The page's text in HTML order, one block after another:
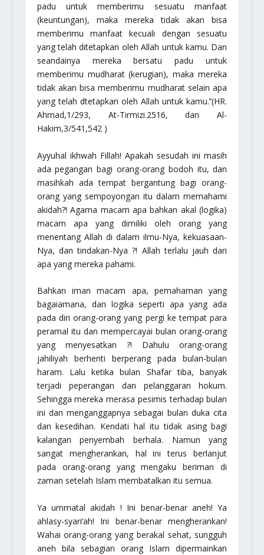
padu untuk memberimu sesuatu manfaat
(keuntungan), maka mereka tidak akan bisa
memberimu manfaat kecuali dengan sesuatu
yang telah ditetapkan oleh Allah untuk kamu. Dan
seandainya mereka bersatu padu untuk
memberimu mudharat (kerugian), maka mereka
tidak akan bisa memberimu mudharat selain apa
yang telah dtetapkan oleh Allah untuk kamu.’’(HR.
Ahmad,1/293, At-Tirmizi.2516, dan Al-
Hakim,3/541,542 )
Ayyuhal ikhwah Fillah! Apakah sesudah ini masih
ada pegangan bagi orang-orang bodoh itu, dan
masihkah ada tempat bergantung bagi orang-
orang yang sempoyongan itu dalam memahami
akidah?! Agama macam apa bahkan akal (logika)
macam apa yang dimiliki oleh orang yang
menentang Allah di dalam ilmu-Nya, kekuasaan-
Nya, dan tindakan-Nya ?! Allah terlalu jauh dari
apa yang mereka pahami.
Bahkan iman macam apa, pemahaman yang
bagaiamana, dan logika seperti apa yang ada
pada diri orang-orang yang pergi ke tempat para
peramal itu dan mempercayai bulan orang-orang
yang menyesatkan ?! Dahulu orang-orang
jahiliyah berhenti berperang pada bulan-bulan
haram. Lalu ketika bulan Shafar tiba, banyak
terjadi peperangan dan pelanggaran hokum.
Sehingga mereka merasa pesimis terhadap bulan
ini dan menganggapnya sebagai bulan duka cita
dan kesedihan. Kendati hal itu tidak asing bagi
kalangan penyembah berhala. Namun yang
sangat mengherankan, hal ini terus berlanjut
pada orang-orang yang mengaku beriman di
zaman setelah Islam membatalkan itu semua.
Ya ummatal akidah ! Ini benar-benar aneh!Ya
ahlasy-syari’ah! Ini benar-benar mengherankan!
Wahai orang-orang yang berakal sehat, sungguh
aneh bila sebagian orang Islam dipermainkan